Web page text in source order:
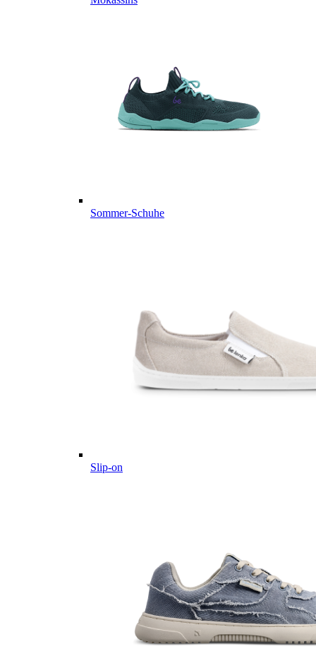
Sommer-Schuhe
Slip-on